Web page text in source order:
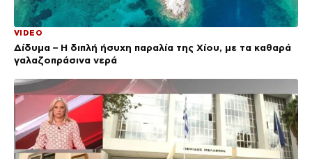
VIDEO
Δίδυμα – Η διπλή ήσυχη παραλία της Χίου, με τα καθαρά
γαλαζοπράσινα νερά